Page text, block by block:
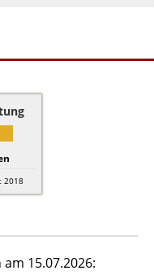
2018
am 15.07.2026: